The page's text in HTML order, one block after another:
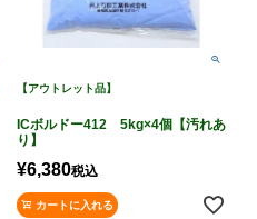
【アウトレット品】
ICボルドー412 5kg×4個【汚れあ
り】
¥6,380税込
カートに入れる